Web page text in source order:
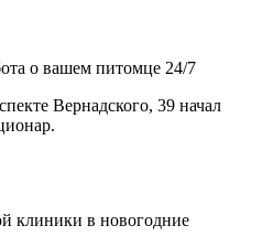
о вашем питомце 24/7
Вернадского, 39 начал
клиники в новогодние